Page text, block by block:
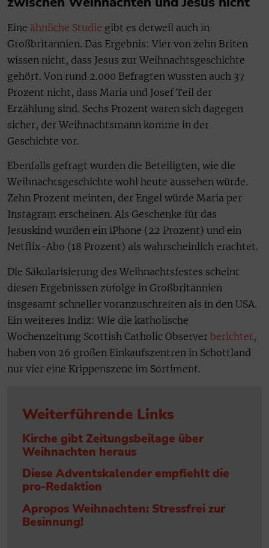
Eine ähnliche Studie gibt es derweil auch in
Großbritannien. Das Ergebnis: Vier von zehn Briten
wissen nicht, dass Jesus zur Weihnachtsgeschichte
gehört. Von rund 2.000 Befragten wussten auch 37
Prozent nicht, dass Maria und Josef Teil der
Erzählung sind. Sechs Prozent waren sich dagegen
sicher, der Weihnachtsmann komme in der
Geschichte vor.
Ebenfalls gefragt wurden die Beteiligten, wie die
Weihnachtsgeschichte wohl heute aussehen würde.
Zehn Prozent meinten, der Engel würde Maria per
Instagram erscheinen. Als Geschenke für das
Jesuskind wurden ein iPhone (22 Prozent) und ein
Netflix-Abo (18 Prozent) als wahrscheinlich erachtet.
Die Säkularisierung des Weihnachtsfestes scheint
diesen Ergebnissen zufolge in Großbritannien
insgesamt schneller voranzuschreiten als in den USA.
Ein weiteres Indiz: Wie die katholische
Wochenzeitung Scottish Catholic Observer berichtet,
haben von 26 großen Einkaufszentren in Schottland
nur vier eine Krippenszene im Sortiment.
Weiterführende Links
Kirche gibt Zeitungsbeilage über
Weihnachten heraus
Diese Adventskalender empfiehlt die
pro-Redaktion
Apropos Weihnachten: Stressfrei zur
Besinnung!